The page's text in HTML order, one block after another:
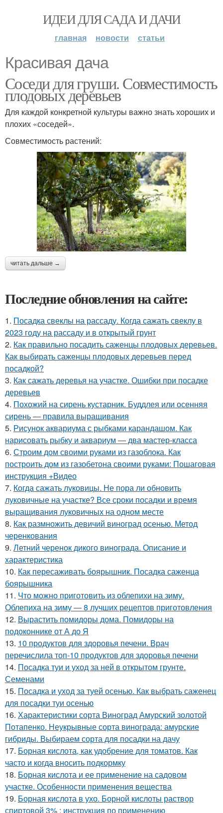
ИДЕИ ДЛЯ САДА И ДАЧИ
главная новости статьи
Красивая дача
Соседи для груши. Совместимость
плодовых деревьев
Для каждой конкретной культуры важно знать хороших и
плохих «соседей».
Совместимость растений:
читать дальше →
Последние обновления на сайте:
1. Посадка свеклы на рассаду. Когда сажать свеклу в
2023 году на рассаду и в открытый грунт
2. Как правильно посадить саженцы плодовых деревьев.
Как выбирать саженцы плодовых деревьев перед
посадкой?
3. Как сажать деревья на участке. Ошибки при посадке
деревьев
4. Похожий на сирень кустарник. Буддлея или осенняя
сирень — правила выращивания
5. Рисунок аквариума с рыбками карандашом. Как
нарисовать рыбку и аквариум — два мастер-класса
6. Строим дом своими руками из газоблока. Как
построить дом из газобетона своими руками: Пошаговая
инструкция +Видео
7. Когда сажать луковицы. Не пора ли обновить
луковичные на участке? Все сроки посадки и время
выращивания луковичных на одном месте
8. Как размножить девичий виноград осенью. Метод
черенкования
9. Летний черенок дикого винограда. Описание и
характеристика
10. Как пересаживать боярышник. Посадка саженца
боярышника
11. Что можно приготовить из облепихи на зиму.
Облепиха на зиму — 8 лучших рецептов приготовления
12. Вырастить помидоры дома. Помидоры на
подоконнике от А до Я
13. 10 продуктов для здоровья печени. Врач
перечислила топ-10 продуктов для здоровья печени
14. Посадка туи и уход за ней в открытом грунте.
Семенами
15. Посадка и уход за туей осенью. Как выбрать саженец
для посадки туи осенью
16. Характеристики сорта Виноград Амурский золотой
Потапенко. Неукрывные сорта винограда: амурские
гибриды. Выбираем сорта для посадки на дачу
17. Борная кислота, как удобрение для томатов. Как
часто и когда вносить подкормку
18. Борная кислота и ее применение на садовом
участке. Особенности применения вещества
19. Борная кислота в ухо. Борной кислоты раствор
спиртовой 3% : инструкция по применению